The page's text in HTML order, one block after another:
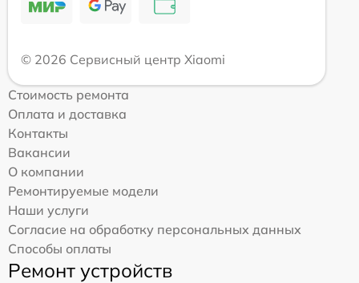
© 2026 Сервисный центр Xiaomi
Стоимость ремонта
Оплата и доставка
Контакты
Вакансии
О компании
Ремонтируемые модели
Наши услуги
Согласие на обработку персональных данных
Способы оплаты
Ремонт устройств